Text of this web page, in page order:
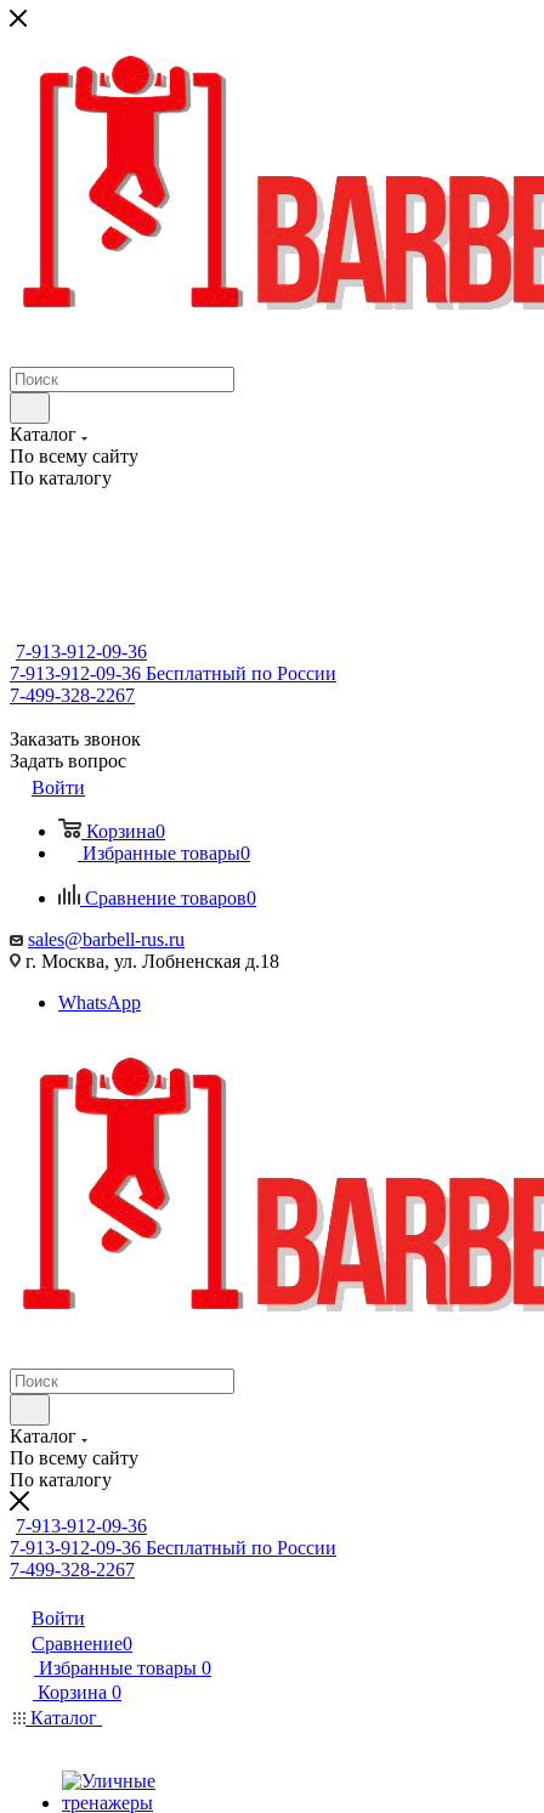
Каталог
По всему сайту
По каталогу
7-913-912-09-36
7-913-912-09-36 Бесплатный по России
7-499-328-2267
Заказать звонок
Задать вопрос
Войти
Корзина0
Избранные товары0
Сравнение товаров0
sales@barbell-rus.ru
г. Москва, ул. Лобненская д.18
WhatsApp
Каталог
По всему сайту
По каталогу
7-913-912-09-36
7-913-912-09-36 Бесплатный по России
7-499-328-2267
Войти
Сравнение0
Избранные товары 0
Корзина 0
Каталог